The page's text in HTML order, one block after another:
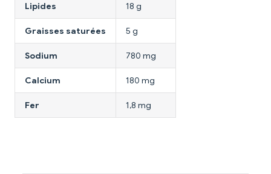
Lipides 18 g
Graisses saturées 5 g
Sodium 780 mg
Calcium 180 mg
Fer 1,8 mg